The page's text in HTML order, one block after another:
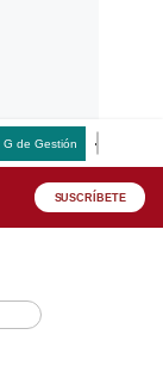
G de Gestión
SUSCRÍBETE